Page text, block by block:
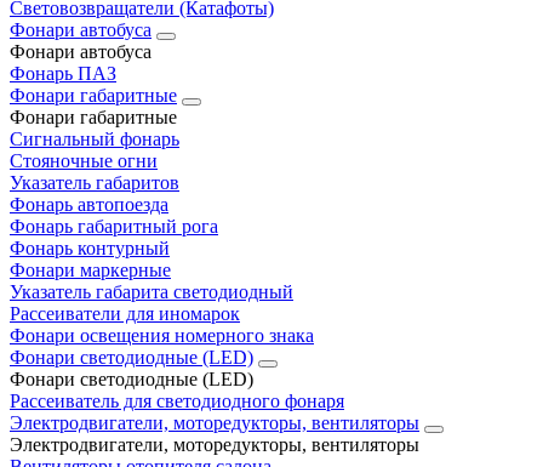
Световозвращатели (Катафоты)
Фонари автобуса
Фонари автобуса
Фонарь ПАЗ
Фонари габаритные
Фонари габаритные
Сигнальный фонарь
Стояночные огни
Указатель габаритов
Фонарь автопоезда
Фонарь габаритный рога
Фонарь контурный
Фонари маркерные
Указатель габарита светодиодный
Рассеиватели для иномарок
Фонари освещения номерного знака
Фонари светодиодные (LED)
Фонари светодиодные (LED)
Рассеиватель для светодиодного фонаря
Электродвигатели, моторедукторы, вентиляторы
Электродвигатели, моторедукторы, вентиляторы